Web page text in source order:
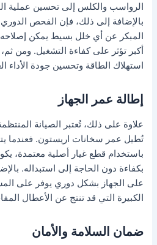
الرواسب والكلس إلى تحسين عملية
بالإضافة إلى ذلك، فإن الفحص
المبكر عن أي خلل بسيط يمكن
أكبر تؤثر على كفاءة التشغيل. ومن
استهلاك الطاقة وتحسين جودة الأداء
إطالة عمر الجهاز
علاوة على ذلك، تُعتبر الصيانة
تُطيل عمر سخانات اريستون. فعندما
باستخدام قطع غيار أصلية معتمدة،
بكفاءة دون الحاجة إلى استبداله.
على الجهاز بشكل دوري يوفر على
الكبيرة التي قد تنتج عن الأعطال
ضمان السلامة والأمان